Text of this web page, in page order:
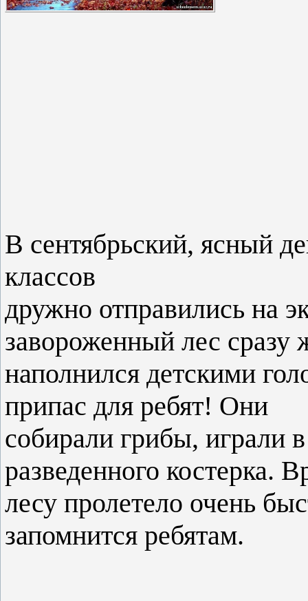
В сентябрьский, ясный
классов
дружно отправились на
завороженный лес сразу
наполнился детскими
припас для ребят! Они
собирали грибы, играли
разведенного костерка.
лесу пролетело очень
запомнится ребятам.